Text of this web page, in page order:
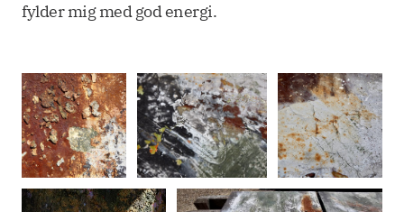
fylder mig med god energi.